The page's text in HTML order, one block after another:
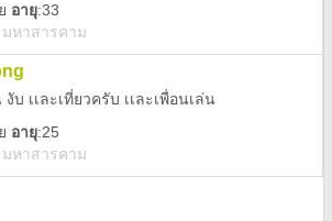
อายุ:33
มหาสารคาม
บ เเละเที่ยวครับ เเละเพื่อนเล่น
อายุ:25
มหาสารคาม